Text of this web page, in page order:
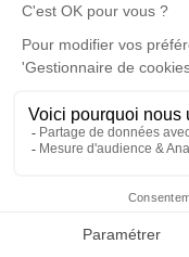
Faire-part
disponible ici.
Cérémonie
Église Saint
36330 Arthon